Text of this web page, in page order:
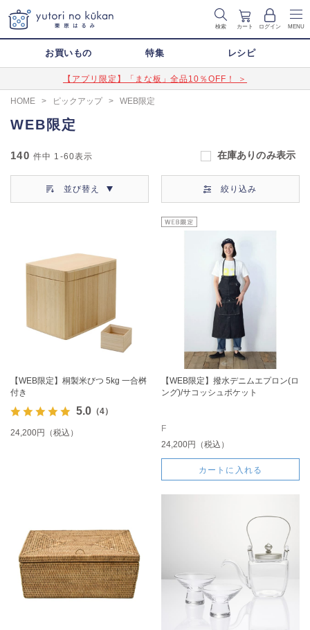
検索 カート ログイン MENU
お買いもの 特集 レシピ
【アプリ限定】「まな板」全品10％OFF！ ＞
HOME > ピックアップ > WEB限定
WEB限定
140 件中 1-60表示 在庫ありのみ表示
並び替え 絞り込み
【WEB限定】桐製米びつ 5kg 一合桝
付き
5.0（4）
24,200円（税込）
【WEB限定】撥水デニムエプロン(ロ
ング)/サコッシュポケット
F
24,200円（税込）
カートに入れる